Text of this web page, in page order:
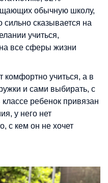
обычную школу,
сильно сказывается на
учиться,
все сферы жизни
комфортно учиться, а в
и сами выбирать, с
ребенок привязан
у него нет
с кем он не хочет